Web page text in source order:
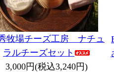
牧場チーズ工房 ナチュ
ラルチーズセット
3,000円(税込3,240円)